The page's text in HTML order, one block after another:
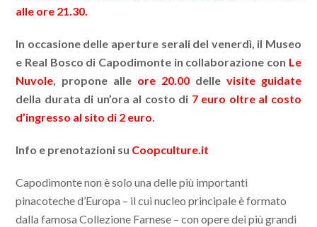
alle ore 21.30.
In occasione delle aperture serali del venerdì, il Museo
e Real Bosco di Capodimonte in collaborazione con Le
Nuvole , propone alle ore 20.00delle visite guidate
della durata di un’ora al costo di 7 euro oltre al costo
d’ingresso al sito di 2 euro
Info e prenotazioni su Coopculture.it
Capodimonte non è solo una delle più importanti
pinacoteche d’Europa – il cui nucleo principale è formato
dalla famosa Collezione Farnese – con opere dei più grandi